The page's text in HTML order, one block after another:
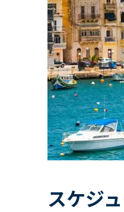
スケジ